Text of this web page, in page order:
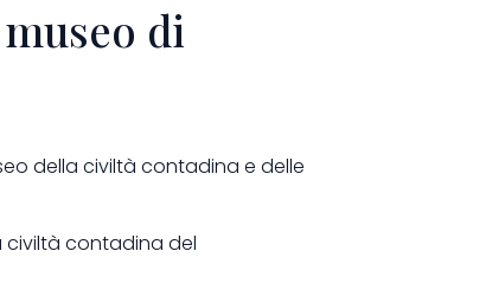
di
della civiltà contadina e delle
civiltà contadina del